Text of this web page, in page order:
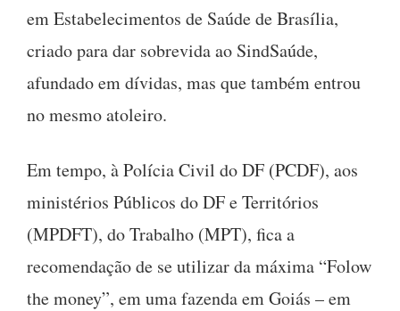
em Estabelecimentos de Saúde de Brasília,
criado para dar sobrevida ao SindSaúde,
afundado em dívidas, mas que também entrou
no mesmo atoleiro.
Em tempo, à Polícia Civil do DF (PCDF), aos
ministérios Públicos do DF e Territórios
(MPDFT), do Trabalho (MPT), fica a
recomendação de se utilizar da máxima “Folow
the money”, em uma fazenda em Goiás – em